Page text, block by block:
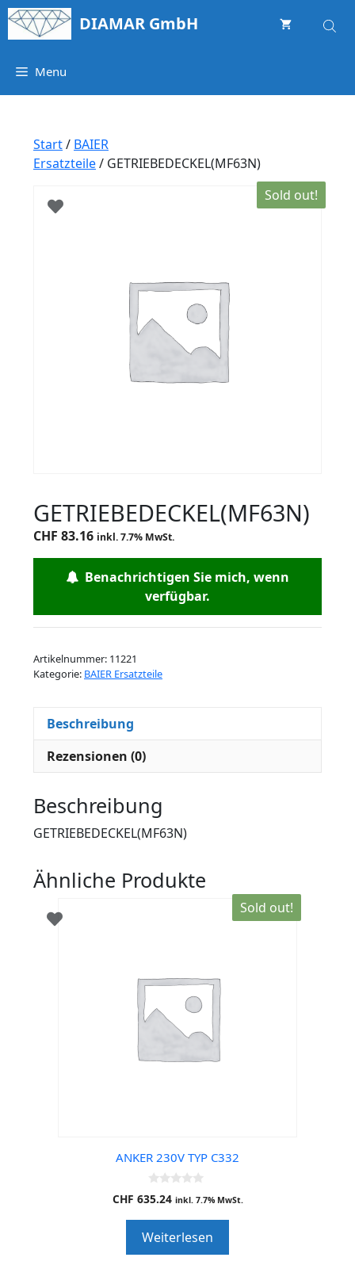
Springe
zum
DIAMAR GmbH
Menu
Start/ BAIER
Ersatzteile/ GETRIEBEDECKEL(MF63N)
Sold out!
GETRIEBEDECKEL(MF63N)
CHF 83.16 inkl. 7.7% MwSt.
Benachrichtigen Sie mich, wenn
verfügbar.
Artikelnummer: 11221
Kategorie: BAIER Ersatzteile
Beschreibung
Rezensionen (0)
Beschreibung
GETRIEBEDECKEL(MF63N)
Ähnliche Produkte
Sold out!
ANKER 230V TYP C332
0
o
o
f
5
CHF 635.24 inkl. 7.7% MwSt.
Weiterlesen